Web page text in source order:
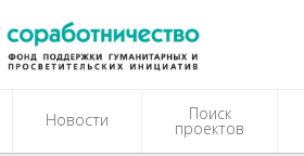
Новости Поиск
проектов